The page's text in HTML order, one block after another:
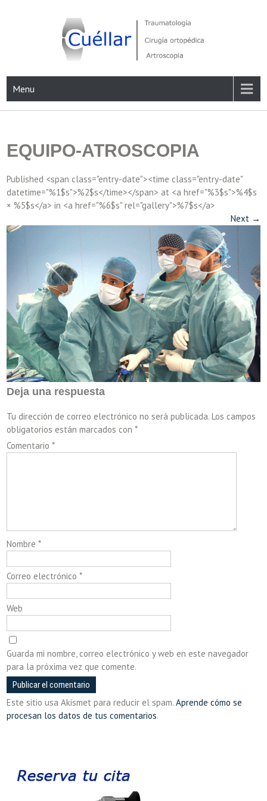
Menu
EQUIPO-ATROSCOPIA
Published <span class="entry-date"><time class="entry-date"
datetime="%1$s">%2$s</time></span> at <a href="%3$s">%4$s
× %5$s</a> in <a href="%6$s" rel="gallery">%7$s</a>
Next →
Deja una respuesta
Tu dirección de correo electrónico no será publicada. Los campos
obligatorios están marcados con*
Comentario*
Nombre*
Correo electrónico*
Web
Guarda mi nombre, correo electrónico y web en este navegador
para la próxima vez que comente.
Este sitio usa Akismet para reducir el spam.Aprende cómo se
procesan los datos de tus comentarios.